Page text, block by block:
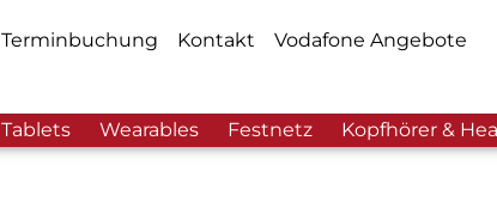
Terminbuchung Kontakt
Vodafone Angebote
Tablets Wearables Festnetz Kopfhörer &